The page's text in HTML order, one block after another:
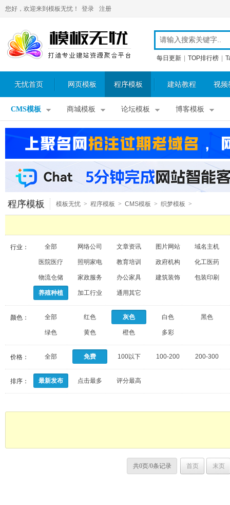
您好，欢迎来到模板无忧！ 登录 注册
每日更新 TOP排行榜
无忧首页 网页模板 程序模板 建站教程 视频
CMS模板 商城模板 论坛模板 博客模板
程序模板 模板无忧 > 程序模板 > CMS模板 > 织梦模板 >
行业： 全部 网络公司 文章资讯 图片网站 域名主机
医院医疗 照明家电 教育培训 政府机构 化工医药
物流仓储 家政服务 办公家具 建筑装饰 包装印刷
养殖种植 加工行业 通用其它
颜色： 全部 红色 灰色 白色 黑色
绿色 黄色 橙色 多彩
价格： 全部 免费 100以下 100-200 200-300
排序： 最新发布 点击最多 评分最高
共0页/0条记录 首页 末页